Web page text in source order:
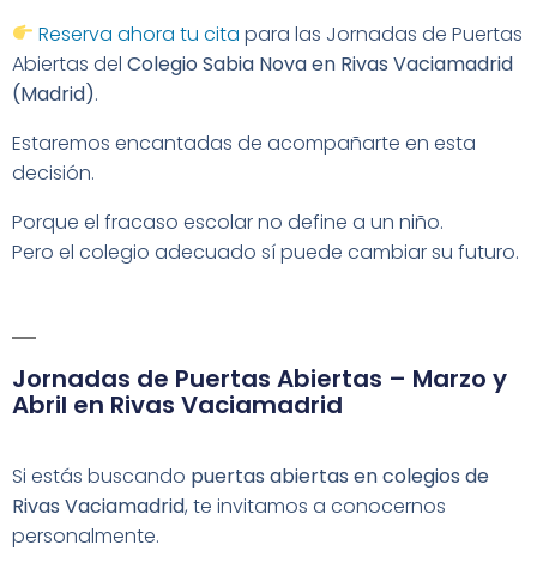
Reserva ahora tu cita para las Jornadas de Puertas
Abiertas del Colegio Sabia Nova en Rivas Vaciamadrid
(Madrid).
Estaremos encantadas de acompañarte en esta
decisión.
Porque el fracaso escolar no define a un niño.
Pero el colegio adecuado sí puede cambiar su futuro.
Jornadas de Puertas Abiertas – Marzo y
Abril en Rivas Vaciamadrid
Si estás buscando puertas abiertas en colegios de
Rivas Vaciamadrid, te invitamos a conocernos
personalmente.